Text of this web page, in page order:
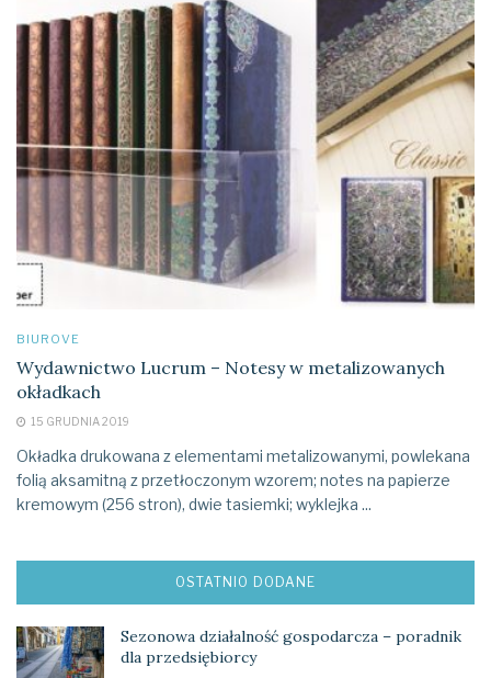
BIUROVE
Wydawnictwo Lucrum – Notesy w metalizowanych
okładkach
15 GRUDNIA 2019
Okładka drukowana z elementami metalizowanymi, powlekana
folią aksamitną z przetłoczonym wzorem; notes na papierze
kremowym (256 stron), dwie tasiemki; wyklejka ...
OSTATNIO DODANE
Sezonowa działalność gospodarcza – poradnik
dla przedsiębiorcy